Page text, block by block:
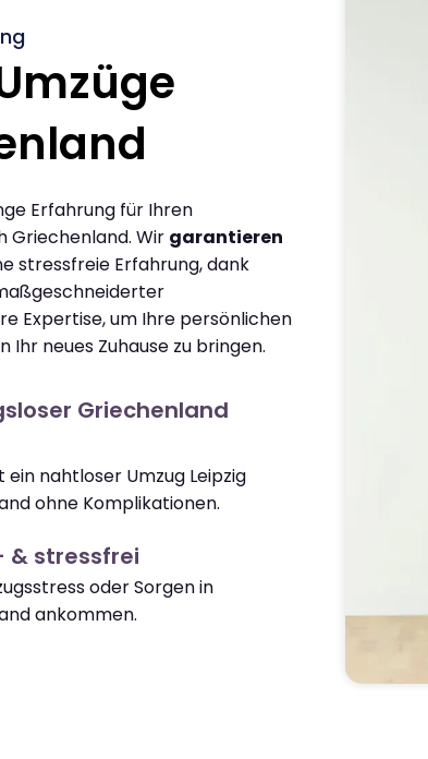
Erfahrung für Ihren
Griechenland. Wir garantieren
stressfreie Erfahrung, dank
Expertise, um Ihre persönlichen
Ihr neues Zuhause zu bringen.
Griechenland
nahtloser Umzug Leipzig
ohne Komplikationen.
& stressfrei
oder Sorgen in
ankommen.